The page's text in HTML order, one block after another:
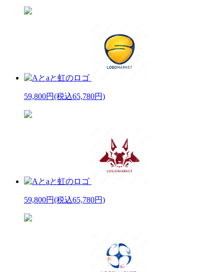
59,800円(税込65,780円)
59,800円(税込65,780円)